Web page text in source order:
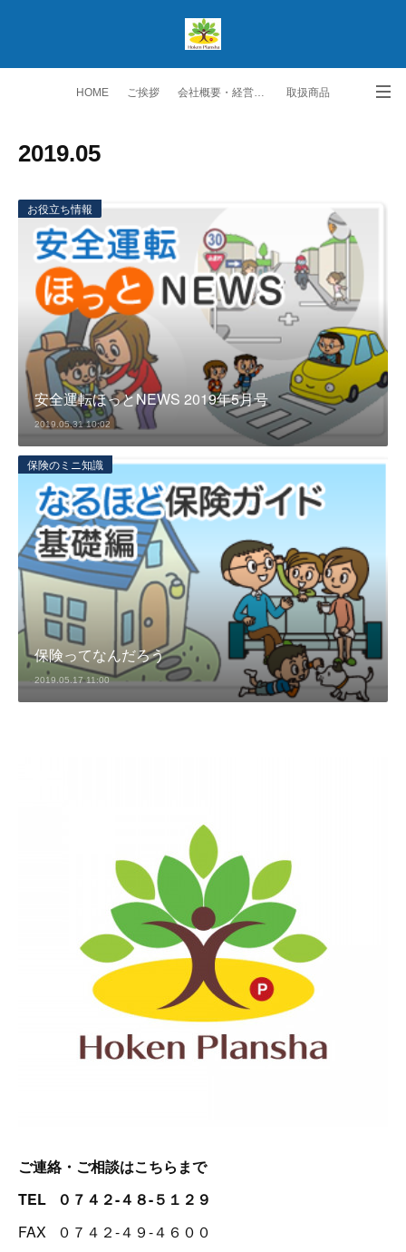
HOME ご挨拶 会社概要・経営理念 取扱商品
2019.05
お役立ち情報
安全運転ほっとNEWS 2019年5月号
2019.05.31 10:02
保険のミニ知識
保険ってなんだろう
2019.05.17 11:00
ご連絡・ご相談はこちらまで
TEL ０７４２-４８-５１２９
FAX ０７４２-４９-４６００